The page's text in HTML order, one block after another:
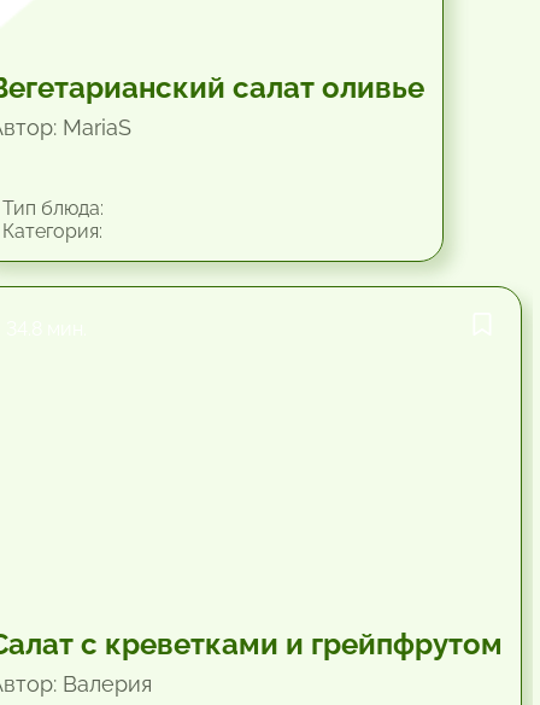
салат оливье
MariaS
блюда:
с креветками и грейпфрутом
Валерия